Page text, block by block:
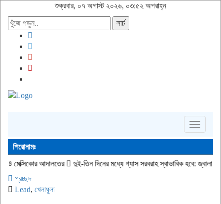
শুক্রবার, ০৭ অগাস্ট ২০২৬, ০৩:৫২ অপরাহ্ন
সার্চ
Toggle
শিরোনামঃ
আদালতের দুই-তিন দিনের মধ্যে গ্যাস সরবরাহ স্বাভাবিক হবে: জ্বালানি মন্ত্রী
প্রচ্ছদ
Lead, খেলাধূলা